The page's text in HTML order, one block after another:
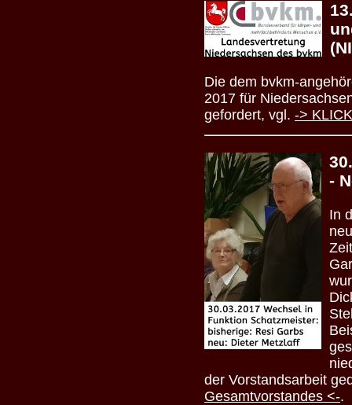
Die dem bvkm-
2017 für
gefordert, vgl. ->
-
In
der Vorstandsarbeit
Gesamtvorstandes <-.